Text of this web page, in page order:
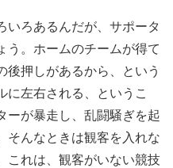
いろあるんだが、サポータ
う。ホームのチームが得て
後押しがあるから、という
に左右される、というこ
ーが暴走し、乱闘騒ぎを起
そんなときは観客を入れな
これは、観客がいない競技